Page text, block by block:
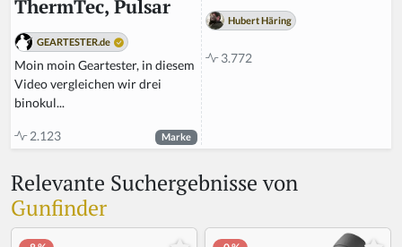
ThermTec, Pulsar
GEARTESTER.de
Moin moin Geartester, in diesem
Video vergleichen wir drei
binokul...
2.123 Marke
Hubert Häring
3.772
Relevante Suchergebnisse von
Gunfinder